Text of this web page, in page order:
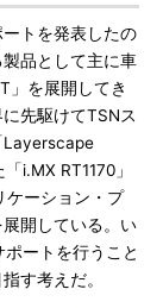
トを発表したの
品として主に車
」を展開してき
先駆けてTSNス
Layerscape
i.MX RT1170」
ケーション・プ
開している。い
ートを行うこと
す考えだ。